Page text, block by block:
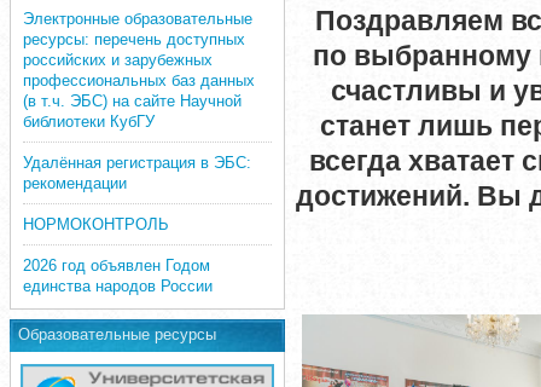
Электронные образовательные
ресурсы: перечень доступных
российских и зарубежных
профессиональных баз данных
(в т.ч. ЭБС) на сайте Научной
библиотеки КубГУ
Удалённая регистрация в ЭБС:
рекомендации
НОРМОКОНТРОЛЬ
2026 год объявлен Годом
единства народов России
Образовательные ресурсы
Поздравляем
по выбранному
счастливы и
станет лишь
всегда хватает
достижений. Вы